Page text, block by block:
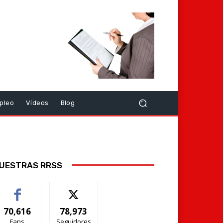
Vídeos Blog
RRSS
70,616 78,973